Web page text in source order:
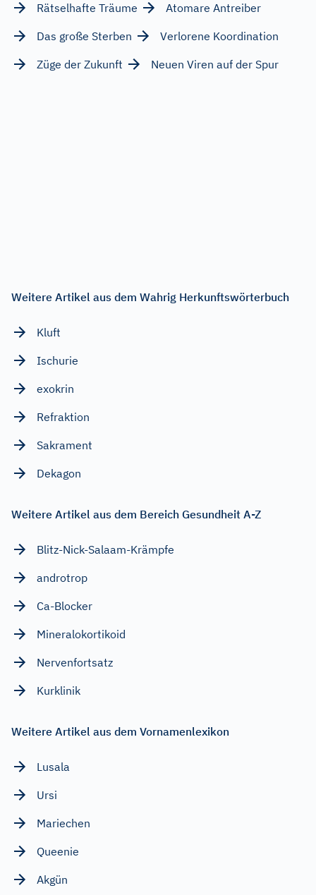
Rätselhafte Träume
Atomare Antreiber
Das große Sterben
Verlorene Koordination
Züge der Zukunft
Neuen Viren auf der Spur
Weitere Artikel aus dem Wahrig Herkunftswörterbuch
Kluft
Ischurie
exokrin
Refraktion
Sakrament
Dekagon
Weitere Artikel aus dem Bereich Gesundheit A-Z
Blitz-Nick-Salaam-Krämpfe
androtrop
Ca-Blocker
Mineralokortikoid
Nervenfortsatz
Kurklinik
Weitere Artikel aus dem Vornamenlexikon
Lusala
Ursi
Mariechen
Queenie
Akgün